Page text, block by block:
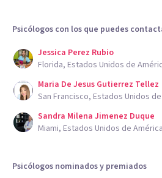
Psicólogos con los que puedes
Jessica Perez Rubio
Florida, Estados Unidos de
Maria De Jesus Gutierrez Tellez
San Francisco, Estados Unidos
Sandra Milena Jimenez Duque
Miami, Estados Unidos de América
Psicólogos nominados y premiados